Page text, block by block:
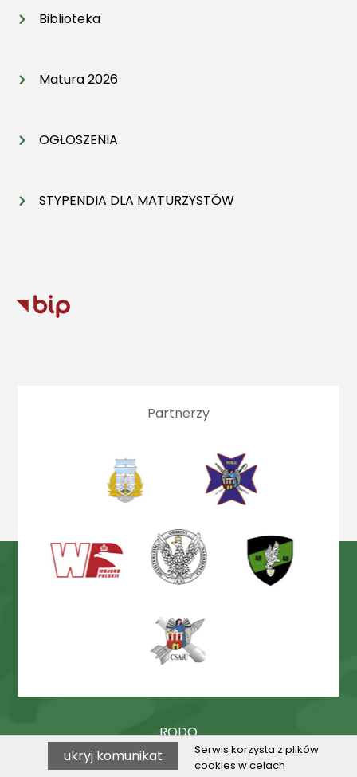
Biblioteka
Matura 2026
OGŁOSZENIA
STYPENDIA DLA MATURZYSTÓW
Partnerzy
RODO
Procedury
Serwis korzysta z plików
cookies w celach
ukryj komunikat